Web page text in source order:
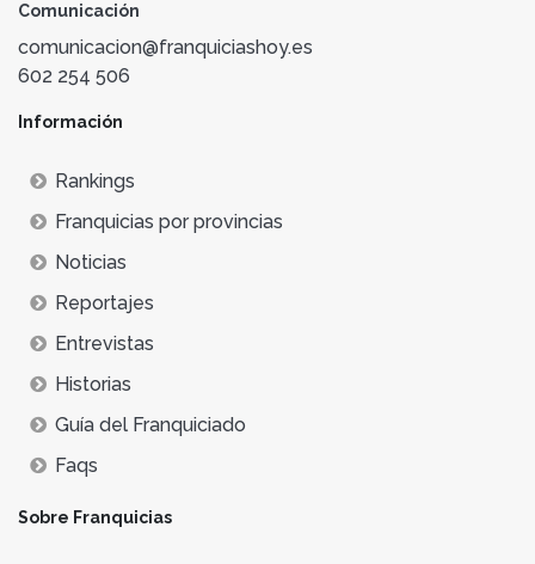
Comunicación
comunicacion@franquiciashoy.es
602 254 506
Información
Rankings
Franquicias por provincias
Noticias
Reportajes
Entrevistas
Historias
Guía del Franquiciado
Faqs
Sobre Franquicias